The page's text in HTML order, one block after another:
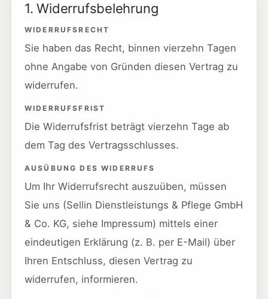
1. Widerrufsbelehrung
WIDERRUFSRECHT
Sie haben das Recht, binnen vierzehn Tagen
ohne Angabe von Gründen diesen Vertrag zu
widerrufen.
WIDERRUFSFRIST
Die Widerrufsfrist beträgt vierzehn Tage ab
dem Tag des Vertragsschlusses.
AUSÜBUNG DES WIDERRUFS
Um Ihr Widerrufsrecht auszuüben, müssen
Sie uns (Sellin Dienstleistungs & Pflege GmbH
& Co. KG, siehe Impressum) mittels einer
eindeutigen Erklärung (z. B. per E-Mail) über
Ihren Entschluss, diesen Vertrag zu
widerrufen, informieren.